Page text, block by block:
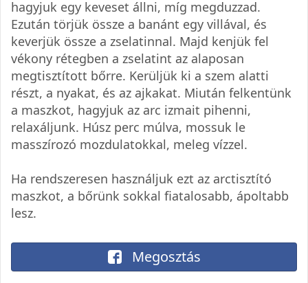
hagyjuk egy keveset állni, míg megduzzad.
Ezután törjük össze a banánt egy villával, és
keverjük össze a zselatinnal. Majd kenjük fel
vékony rétegben a zselatint az alaposan
megtisztított bőrre. Kerüljük ki a szem alatti
részt, a nyakat, és az ajkakat. Miután felkentünk
a maszkot, hagyjuk az arc izmait pihenni,
relaxáljunk. Húsz perc múlva, mossuk le
masszírozó mozdulatokkal, meleg vízzel.
Ha rendszeresen használjuk ezt az arctisztító
maszkot, a bőrünk sokkal fiatalosabb, ápoltabb
lesz.
Megosztás